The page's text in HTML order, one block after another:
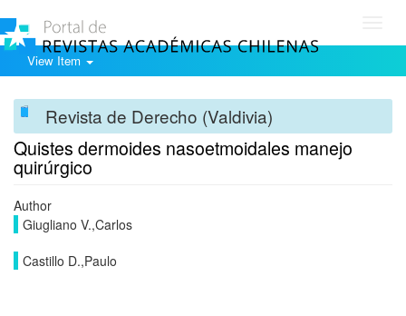
View Item
Revista de Derecho (Valdivia)
Quistes dermoides nasoetmoidales manejo
quirúrgico
Author
Giugliano V.,Carlos
Castillo D.,Paulo